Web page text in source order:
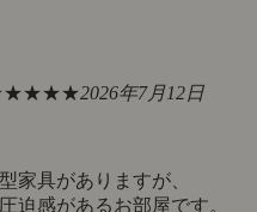
2026年7月12日
家具がありますが、
迫感があるお部屋です。